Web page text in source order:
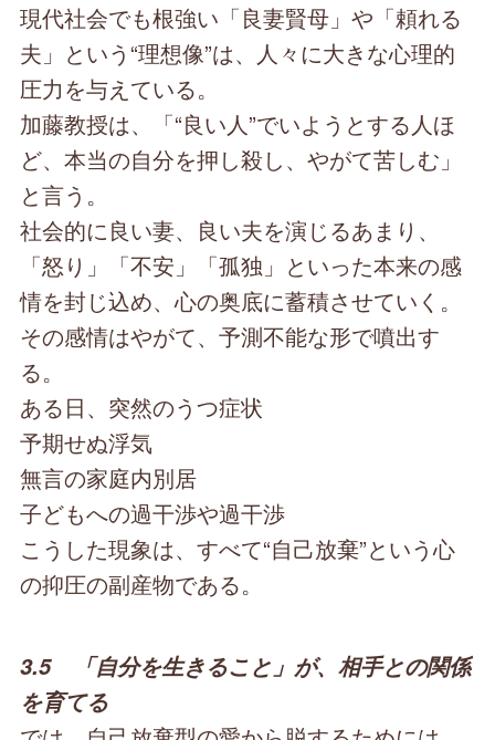
現代社会でも根強い「良妻賢母」や「頼れる
夫」という“理想像”は、人々に大きな心理的
圧力を与えている。
加藤教授は、「“良い人”でいようとする人ほ
ど、本当の自分を押し殺し、やがて苦しむ」
と言う。
社会的に良い妻、良い夫を演じるあまり、
「怒り」「不安」「孤独」といった本来の感
情を封じ込め、心の奥底に蓄積させていく。
その感情はやがて、予測不能な形で噴出す
る。
ある日、突然のうつ症状
予期せぬ浮気
無言の家庭内別居
子どもへの過干渉や過干渉
こうした現象は、すべて“自己放棄”という心
の抑圧の副産物である。
3.5 「自分を生きること」が、相手との関係
を育てる